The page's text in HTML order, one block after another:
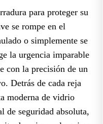
para proteger su
se rompe en el
o simplemente se
la urgencia imparable
con la precisión de un
Detrás de cada reja
moderna de vidrio
de seguridad absoluta,